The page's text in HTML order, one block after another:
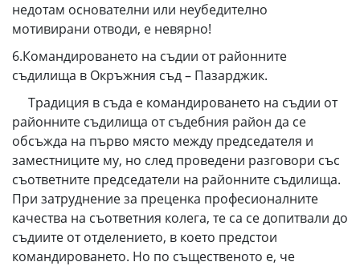
недотам основателни или неубедително
мотивирани отводи, е невярно!
6.Командироването на съдии от районните
съдилища в Окръжния съд – Пазарджик.
Традиция в съда е командироването на съдии от
районните съдилища от съдебния район да се
обсъжда на първо място между председателя и
заместниците му, но след проведени разговори със
съответните председатели на районните съдилища.
При затруднение за преценка професионалните
качества на съответния колега, те са се допитвали до
съдиите от отделението, в което предстои
командироването. Но по същественото е, че